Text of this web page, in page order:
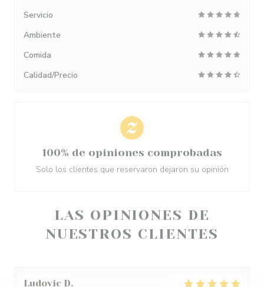
LAS OPINIONES DE
NUESTROS CLIENTES
Ludovic D
Servicio
Ambiente
Comida
Calidad/Precio
100% de opiniones comprobadas
Solo los clientes que reservaron dejaron su opinión